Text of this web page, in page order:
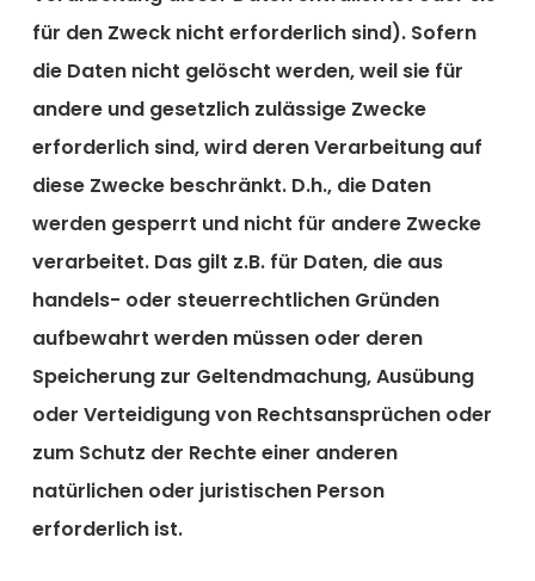
für den Zweck nicht erforderlich sind). Sofern
die Daten nicht gelöscht werden, weil sie für
andere und gesetzlich zulässige Zwecke
erforderlich sind, wird deren Verarbeitung auf
diese Zwecke beschränkt. D.h., die Daten
werden gesperrt und nicht für andere Zwecke
verarbeitet. Das gilt z.B. für Daten, die aus
handels- oder steuerrechtlichen Gründen
aufbewahrt werden müssen oder deren
Speicherung zur Geltendmachung, Ausübung
oder Verteidigung von Rechtsansprüchen oder
zum Schutz der Rechte einer anderen
natürlichen oder juristischen Person
erforderlich ist.